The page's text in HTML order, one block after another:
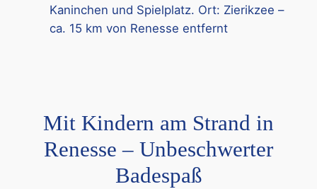
Kaninchen und Spielplatz. Ort: Zierikzee –
ca. 15 km von Renesse entfernt
Mit Kindern am Strand in
Renesse – Unbeschwerter
Badespaß